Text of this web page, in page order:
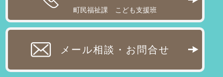
町民福祉課 こども支援班
メール相談・お問合せ